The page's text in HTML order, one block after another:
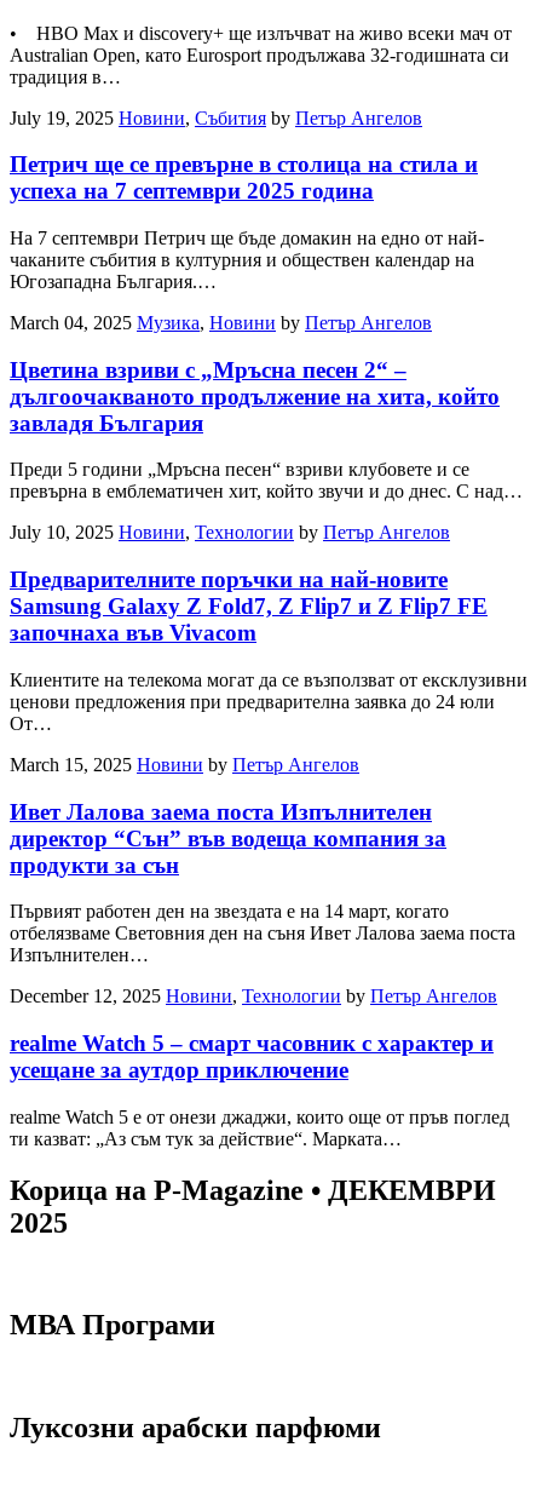
• HBO Max и discovery+ ще излъчват на живо всеки мач от
Australian Open, като Eurosport продължава 32-годишната си
традиция в…
July 19, 2025 Новини, Събития by Петър Ангелов
Петрич ще се превърне в столица на стила и
успеха на 7 септември 2025 година
На 7 септември Петрич ще бъде домакин на едно от най-
чаканите събития в културния и обществен календар на
Югозападна България.…
March 04, 2025 Музика, Новини by Петър Ангелов
Цветина взриви с „Мръсна песен 2“ –
дългоочакваното продължение на хита, който
завладя България
Преди 5 години „Мръсна песен“ взриви клубовете и се
превърна в емблематичен хит, който звучи и до днес. С над…
July 10, 2025 Новини, Технологии by Петър Ангелов
Предварителните поръчки на най-новите
Samsung Galaxy Z Fold7, Z Flip7 и Z Flip7 FE
започнаха във Vivacom
Клиентите на телекома могат да се възползват от ексклузивни
ценови предложения при предварителна заявка до 24 юли
От…
March 15, 2025 Новини by Петър Ангелов
Ивет Лалова заема поста Изпълнителен
директор “Сън” във водеща компания за
продукти за сън
Първият работен ден на звездата е на 14 март, когато
отбелязваме Световния ден на съня Ивет Лалова заема поста
Изпълнителен…
December 12, 2025 Новини, Технологии by Петър Ангелов
realme Watch 5 – смарт часовник с характер и
усещане за аутдор приключение
realme Watch 5 е от онези джаджи, които още от пръв поглед
ти казват: „Аз съм тук за действие“. Марката…
Корица на P-Magazine • ДЕКЕМВРИ
2025
МВА Програми
Луксозни арабски парфюми